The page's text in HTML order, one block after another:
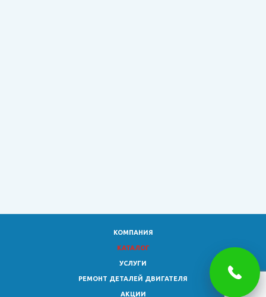
КОМПАНИЯ
КАТАЛОГ
УСЛУГИ
РЕМОНТ ДЕТАЛЕЙ ДВИГАТЕЛЯ
АКЦИИ